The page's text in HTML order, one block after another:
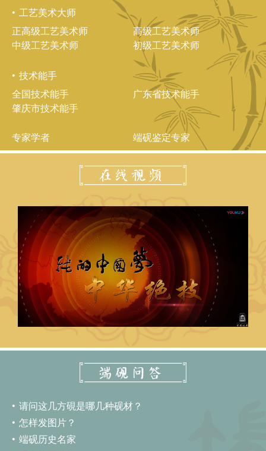
工艺美术大师
正高级工艺美术师
高级工艺美术师
中级工艺美术师
初级工艺美术师
技术能手
全国技术能手
广东省技术能手
肇庆市技术能手
专家学者 端砚鉴定专家
请问这几方硯是哪几种砚材？
怎样发图片？
端砚历史名家